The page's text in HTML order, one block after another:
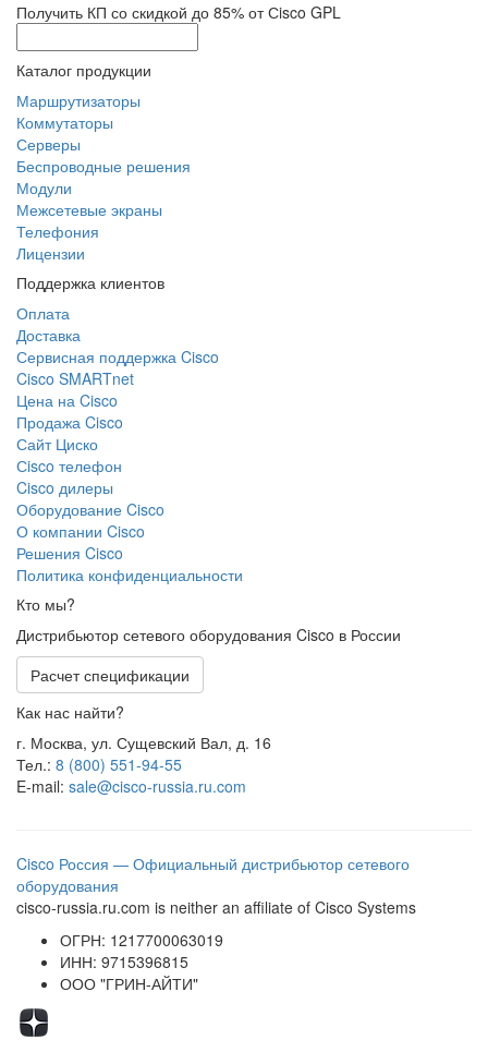
Получить КП со скидкой до 85% от Сisco GPL
Каталог продукции
Маршрутизаторы
Коммутаторы
Серверы
Беспроводные решения
Модули
Межсетевые экраны
Телефония
Лицензии
Поддержка клиентов
Оплата
Доставка
Сервисная поддержка Cisco
Cisco SMARTnet
Цена на Cisco
Продажа Cisco
Сайт Циско
Сisco телефон
Cisco дилеры
Оборудование Cisco
О компании Cisco
Решения Cisco
Политика конфиденциальности
Кто мы?
Дистрибьютор сетевого оборудования Cisco в России
Расчет спецификации
Как нас найти?
г. Москва, ул. Сущевский Вал, д. 16
Тел.: 8 (800) 551-94-55
E-mail: sale@cisco-russia.ru.com
Cisco Россия — Официальный дистрибьютор сетевого
оборудования
cisco-russia.ru.com is neither an affiliate of Cisco Systems
ОГРН: 1217700063019
ИНН: 9715396815
ООО "ГРИН-АЙТИ"